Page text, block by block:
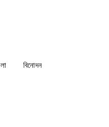
বিনোদন